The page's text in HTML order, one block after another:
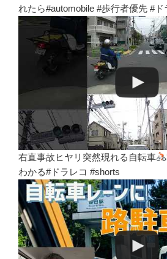
れたら#automobile #歩行者優先 #ド
右直事故ヒヤリ突然現れる自転車
わかる#ドラレコ #shorts